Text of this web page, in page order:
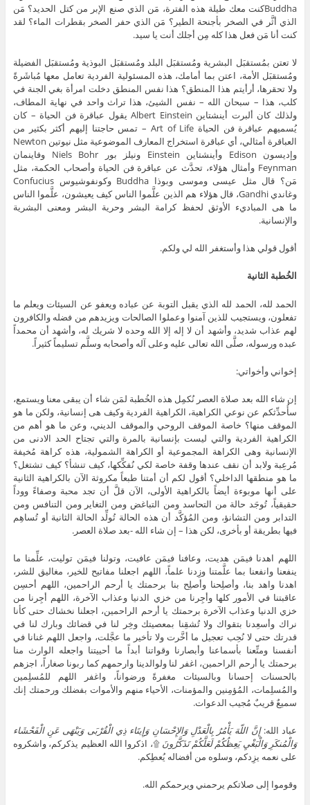
Buddhaكنت معك طيلة هذه الفترة، مَن الذي صنع الإبر من كتل الحديد؟ مَن
الذي أثَّر في الصخر بأجنحة الطير؟ مَن الذي حفر الصخر بقطرات الماء؟ لقد
كنت أنا مَن فعل هذا كله مِن أجلك أنت يا سيد.
لا تعتن بمُستقبَل البشرية ومُستقبَل البلد ومُستقبَل البوذية ومُستقبَل الفضيلة
ومُستقبَل الأمة، اعتن بما أمامك، هذه المسئولية الفردية تعامل معها مُباشَرةً
ولا تحقرها، أرأيتم هذا المنطق؟ هذا نفس المنطق دخلت امرأة بغي الجنة في
كلب، هذا – سبحان الله – نفس الشيئ، هذا تراث واحد في نهاية المطاف،
ولذلك كان ألبرت أينشتاين Albert Einstein يقول عباقرة فن الحياة – كان
يُسميهم عباقرة فن الحياة Art of Life – تمس حاجتنا إليهم أكثر بكثير من
العباقرة أمثالي، أي عباقرة استخراج المعارف الموضوعية مثل نيوتين Newton
وإديسون Edison وأينشتاين Einstein ونيلز بور Niels Bohr وفاينمان
Feynman وأمثال هؤلاء، تحدَّث عن عباقرة فن الحياة وأصحاب الحكمة، مثل
مَن؟ قال مثل عيسى وموسى وبوذا Buddha وكونفوشيوس Confucius
وغاندي Gandhi، قال هؤلاء هم الذين علَّموا الناس كيف يعيشون، علَّموا الناس
ما هى المباديء الأوثق لحفظ كرامة البشر وحرية البشر ومعنى البشرية
والإنسانية.
أقول قولي هذا وأستغفر الله لي ولكم.
الخُطبة الثانية
الحمد لله، الحمد لله الذي يقبل التوبة عن عباده ويعفو عن السيئات ويعلم ما
تفعلون، ويستجيب للذين آمنوا وعملوا الصالحات ويزيدهم من فضله والكافرون
لهم عذاب شديد، وأشهد أن لا إله إلا الله وحده لا شريك له، وأشهد أن محمداً
عبده ورسوله، صلَّى الله تعالى عليه وعلى آله وأصحابه وسلَّم تسليماً كثيراً.
إخواني وأخواتي:
إن شاء الله بعد صلاة العصر نُكمِل هذه الخُطبة لمَن شاء أن يبقى معنا ويستمع،
سأُحدِّثكم عن نوعي الكراهية، الكراهية الفردية وكيف هى إنسانية، ولكن ما هو
الموقف منها؟ خاصة الموقف الروحي والموقف الديني، وعن ما هو أهم من
الكراهية الفردية والتي ليست بإنسانية بالمرة والتي تجتاح الحد الادنى من
الإنسانية وهى الكراهة المجموعية أو الكراهة الشمولية، هذه كراهة مُخيفة
مُرعِبة ولابد أن نقف عندها وقفة خاصة لكي نُفكِّكها، كيف تنشأ؟ كيف تشتغل؟
ما هو منطقها الداخلي؟ أقول لكم أن أمتنا طبعاً مكروثة الآن بالكراهية الثانية
على أنها موبوءة أيضاً بالكراهية الأولى، الآن قلَّ أن تجد محبة وصفاءً ووداً
حقيقياً، تُوجَد حالة من التحاسد ومن التباغض ومن التغاير ومن التنافس ومن
التدابر ومن التشانؤ، ومن المُؤكَّد أن هذه الحالة تُولِّد الحالة الثانية أو تُساهِم
فيها بطريقة أو بأخرى، لكن هذا – إن شاء الله -بعد صلاة العصر.
اللهم اهدنا فيمَن هديت، وعافنا فيمَن عافيت، وتولنا فيمَن توليت، علِّمنا ما
ينفعنا وانفعنا بما علَّمتنا وزِدنا علماً، اللهم اجعلنا مفاتيح للخير، مغاليق للشر،
اهدنا واهد بنا، وأصلِحنا وأصلِح بنا برحمتك يا أرحم الراحمين، اللهم أحسِن
عاقبتنا في الأمور كلها وأجِرنا من خزي الدنيا وعذاب الآخرة، اللهم أجِرنا من
خزي الدنيا وعذاب الآخرة برحمتك يا أرحم الراحمين، اجعلنا نخشاك حتى كأنا
نراك وأسعِدنا بتقواك ولا تُشقِنا بمعصيتك وخِر لنا في قضائك وبارك لنا في
قدرتك حتى لا نُحِب تعجيل ما أخَّرت ولا تأخير ما عجَّلت، واجعل اللهم غنانا في
أنفسنا ومتِّعنا بأسماعنا وأبصارنا وقواتنا أبداً ما أحييتنا واجعله الوارث منا
برحمتك يا أرحم الراحمين، اغفر لنا ولوالدينا وارحمهم كما ربونا صغاراً، اجزهم
بالحسنات إحسانا وبالسيئات مغفرةً ورضواناً، واغفر اللهم للمُسلِمين
والمُسلِمات، المُؤمِنين والمؤمنات، الأحياء منهم والأموات بفضلك ورحمتك إنك
سميعٌ قريبٌ مُجيب الدعوات.
عباد الله:إِنَّ اللّهَ يَأْمُرُ بِالْعَدْلِ وَالإِحْسَانِ وَإِيتَاء ذِي الْقُرْبَى وَيَنْهَى عَنِ الْفَحْشَاء
وَالْمُنكَرِ وَالْبَغْيِ يَعِظُكُمْ لَعَلَّكُمْ تَذَكَّرُونَ۩، اذكروا الله العظيم يذكركم، واشكروه
على نعمه يزِدكم، وسلوه من أفضاله يُعطِكم.
وقوموا إلى صلاتكم يرحمني ويرحمكم الله.